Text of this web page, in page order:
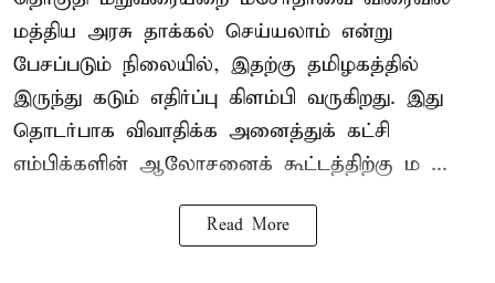
மத்திய அரசு தாக்கல் செய்யலாம் என்று
பேசப்படும் நிலையில், இதற்கு தமிழகத்தில்
இருந்து கடும் எதிர்ப்பு கிளம்பி வருகிறது. இது
தொடர்பாக விவாதிக்க அனைத்துக் கட்சி
எம்பிக்களின் ஆலோசனைக் கூட்டத்திற்கு ம ...
Read More